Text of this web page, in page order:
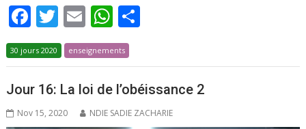
F
ac
e
b
o
T
w
itt
er
E
m
ai
l
W
h
at
s
A
ta
g
er
30 jours 2020 enseignements
Jour 16: La loi de l’obéissance 2
Nov 15, 2020 NDIE SADIE ZACHARIE